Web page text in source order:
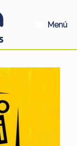
Menú